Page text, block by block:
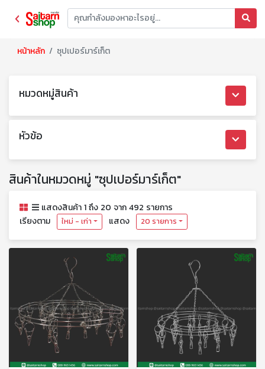
หน้าหลัก ซุปเปอร์มาร์เก็ต
หมวดหมู่สินค้า
หัวข้อ
สินค้าในหมวดหมู่ "ซุปเปอร์มาร์เก็ต"
แสดงสินค้า 1 ถึง 20 จาก 492 รายการ
เรียงตาม
ใหม่ - เก่า แสดง 20 รายการ